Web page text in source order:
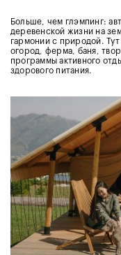
Больше, чем глэмпинг:
деревенской жизни на
гармонии с природой.
огород, ферма, баня,
программы активного
здорового питания.